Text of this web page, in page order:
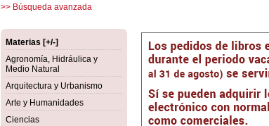
>> Búsqueda avanzada
Materias [+/-]
Agronomía, Hidráulica y
Medio Natural
Arquitectura y Urbanismo
Arte y Humanidades
Ciencias